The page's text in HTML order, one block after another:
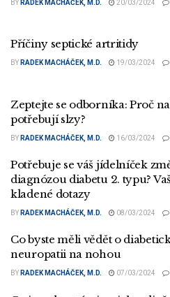
BY RADEK MACHÁČEK, M.D. 20/03/2024
Příčiny septické artritidy
BY RADEK MACHÁČEK, M.D. 19/03/2024
Zeptejte se odborníka: Proč
potřebují slzy?
BY RADEK MACHÁČEK, M.D. 16/03/2024
Potřebuje se váš jídelníček
diagnózou diabetu 2. typu?
kladené dotazy
BY RADEK MACHÁČEK, M.D. 08/03/2024
Co byste měli vědět o
neuropatii na nohou
BY RADEK MACHÁČEK, M.D. 07/03/2024